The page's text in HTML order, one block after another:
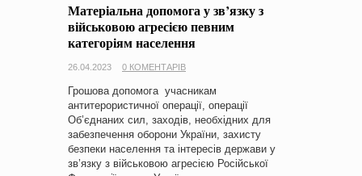
Матеріальна допомога у зв’язку з
військовою агресією певним
категоріям населення
26.04.2023 0 КОМЕНТАРІВ
Грошова допомога учасникам
антитерористичної операції, операції
Об’єднаних сил, заходів, необхідних для
забезпечення оборони України, захисту
безпеки населення та інтересів держави у
зв’язку з військовою агресією Російської